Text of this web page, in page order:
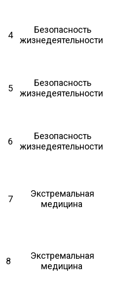
4
Безопасность
жизнедеятельности
5
Безопасность
жизнедеятельности
6
Безопасность
жизнедеятельности
7
Экстремальная
медицина
8
Экстремальная
медицина